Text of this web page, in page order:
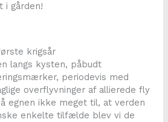
i gården!
krigsår
langs kysten, påbudt
periodevis med
overflyvninger af allierede fly
egnen ikke meget til, at verden
enkelte tilfælde blev vi de